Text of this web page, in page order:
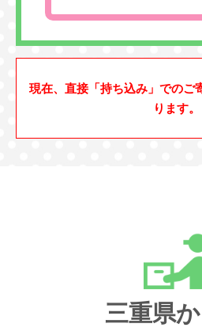
現在、直接「持ち込み」でのご
ります。
三重県